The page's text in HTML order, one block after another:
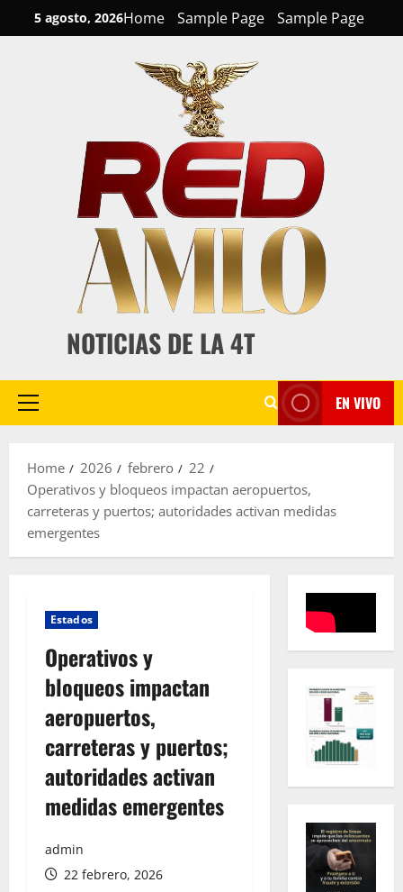
to
5 agosto, 2026Home Sample Page Sample Page
NOTICIAS DE LA 4T
Primary
EN VIVO
Home 2026 febrero
22
Operativos y bloqueos impactan aeropuertos,
carreteras y puertos; autoridades activan medidas
emergentes
Estados
Operativos y
bloqueos impactan
aeropuertos,
carreteras y puertos;
autoridades activan
medidas emergentes
admin
22 febrero, 2026